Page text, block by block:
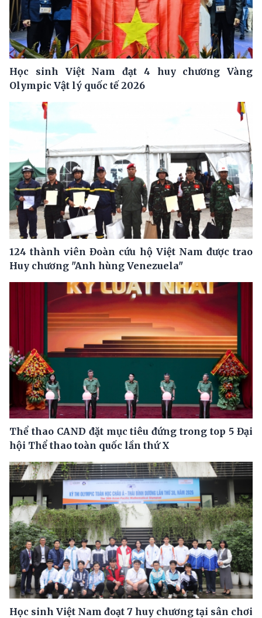
Học sinh Việt Nam đạt 4 huy chương Vàng
Olympic Vật lý quốc tế 2026
124 thành viên Đoàn cứu hộ Việt Nam được trao
Huy chương "Anh hùng Venezuela"
Thể thao CAND đặt mục tiêu đứng trong top 5 Đại
hội Thể thao toàn quốc lần thứ X
Học sinh Việt Nam đoạt 7 huy chương tại sân chơi